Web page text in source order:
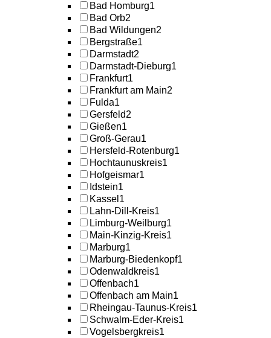
Bad Homburg1
Bad Orb2
Bad Wildungen2
Bergstraße1
Darmstadt2
Darmstadt-Dieburg1
Frankfurt1
Frankfurt am Main2
Fulda1
Gersfeld2
Gießen1
Groß-Gerau1
Hersfeld-Rotenburg1
Hochtaunuskreis1
Hofgeismar1
Idstein1
Kassel 1
Lahn-Dill-Kreis1
Limburg-Weilburg1
Main-Kinzig-Kreis1
Marburg1
Marburg-Biedenkopf1
Odenwaldkreis1
Offenbach1
Offenbach am Main1
Rheingau-Taunus-Kreis1
Schwalm-Eder-Kreis1
Vogelsbergkreis1